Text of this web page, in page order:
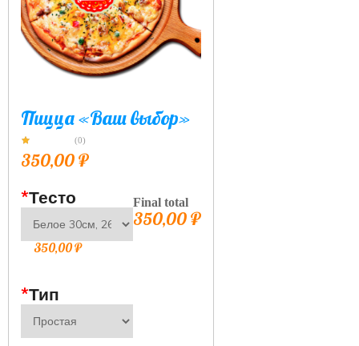
Пицца «Ваш выбор»
(0)
350,00₽
*Тесто
350,00₽
*Тип
Final total
350,00₽